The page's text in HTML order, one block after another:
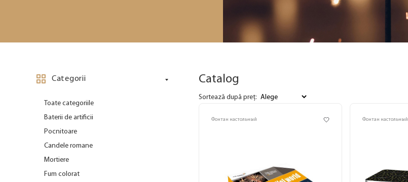
Categorii
Toate categoriile
Baterii de artificii
Pocnitoare
Candele romane
Mortiere
Fum colorat
Catalog
Sortează după preț:
Фонтан настольный Фонтан настольный